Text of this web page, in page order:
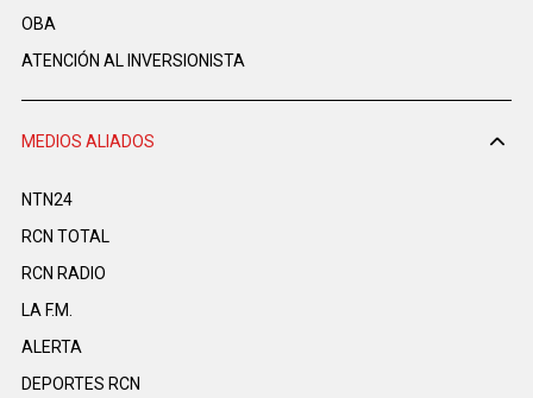
OBA
ATENCIÓN AL INVERSIONISTA
MEDIOS ALIADOS
NTN24
RCN TOTAL
RCN RADIO
LA F.M.
ALERTA
DEPORTES RCN